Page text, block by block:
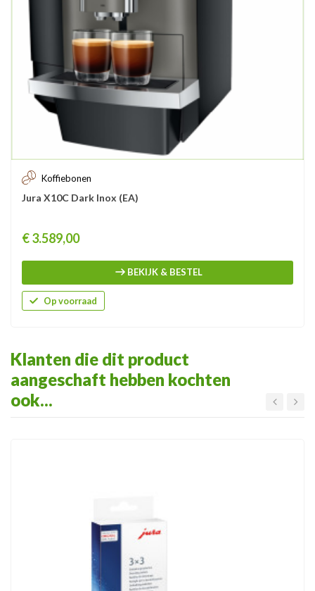
Koffiebonen
Jura X10C Dark Inox (EA)
Prijs
€ 3.589,00
BEKIJK & BESTEL
Op voorraad
Klanten die dit product
aangeschaft hebben kochten
ook...